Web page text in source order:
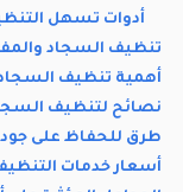
أدوات تسهل
تنظيف السجاد
أهمية تنظيف
نصائح لتنظيف
طرق للحفاظ على
أسعار خدمات